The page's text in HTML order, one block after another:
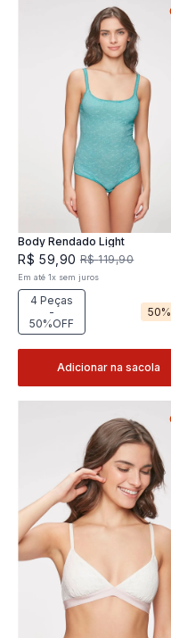
Body Rendado Light
R$ 59 90 R$ 119,90
Em até1x sem juros
4 Peças
-
50%OFF
50%
Adicionar na sacola